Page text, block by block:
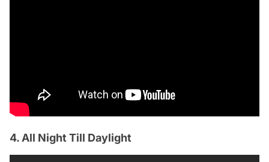
4. All Night Till Daylight